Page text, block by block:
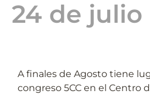
24 de julio
A finales de Agosto tiene
congreso 5CC en el Centro